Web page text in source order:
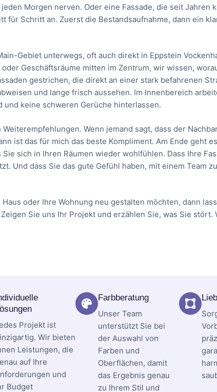
Morgen nerven. Oder eine Fassade, die seit Jahren
für Schritt an. Zuerst die Bestandsaufnahme, dann ein
Gebiet unterwegs, oft auch direkt in Eppstein
Geschäftsräume mitten im Zentrum, wir wissen,
gestrichen, die direkt an einer stark befahrenen
und lange frisch aussehen. Im Innenbereich
keine schweren Gerüche hinterlassen.
Wenn jemand sagt, dass der
ist das für mich das beste Kompliment. Am Ende geht
sich in Ihren Räumen wieder wohlfühlen. Dass Ihre
Und dass Sie das gute Gefühl haben, mit einem Team
oder Ihre Wohnung neu gestalten möchten, dann
Sie uns Ihr Projekt und erzählen Sie, was Sie stört.
Projekt ist
Wir bieten
Leistungen, die
auf Ihre
und
Budget
Farbberatung
Unser Team
unterstützt Sie bei
der Auswahl von
Farben und
Oberflächen, damit
das Ergebnis genau
zu Ihrem Stil und